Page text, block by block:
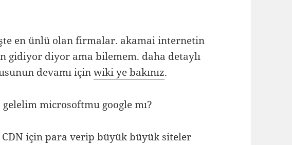
en ünlü olan firmalar. akamai internetin
gidiyor diyor ama bilemem. daha detaylı
devamı içinwiki ye bakınız.
gelelim microsoftmu google mı?
için para verip büyük büyük siteler